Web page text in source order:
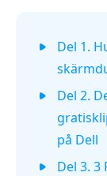
Del 1.
Del 2.
på Dell
Del 3.